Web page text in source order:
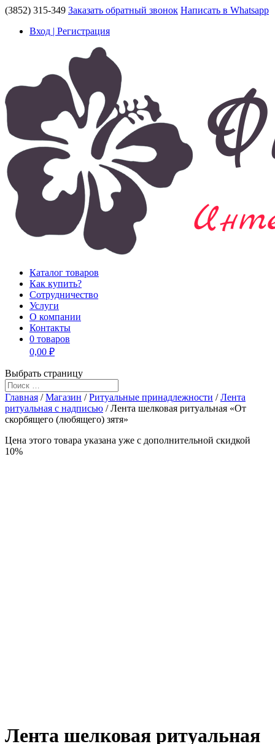
(3852) 315-349 Заказать обратный звонок Написать в Whatsapp
Вход | Регистрация
Каталог товаров
Как купить?
Сотрудничество
Услуги
О компании
Контакты
0 товаров
0,00 ₽
Выбрать страницу
Главная /Магазин /Ритуальные принадлежности /Лента
ритуальная с надписью / Лента шелковая ритуальная «От
скорбящего (любящего) зятя»
Цена этого товара указана уже c дополнительной скидкой
10%
Лента шелковая ритуальная